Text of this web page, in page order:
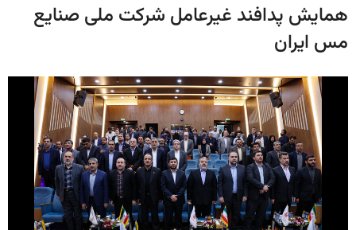
همایش پدافند غیرعامل شرکت ملی صنایع
مس ایران